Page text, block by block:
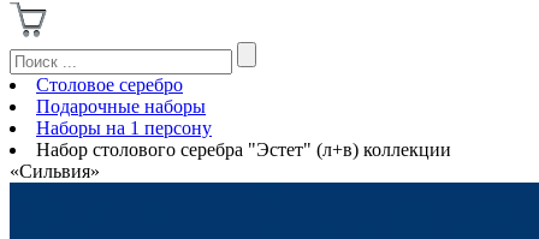
Столовое серебро
Подарочные наборы
Наборы на 1 персону
Набор столового серебра "Эстет" (л+в) коллекции
«Сильвия»